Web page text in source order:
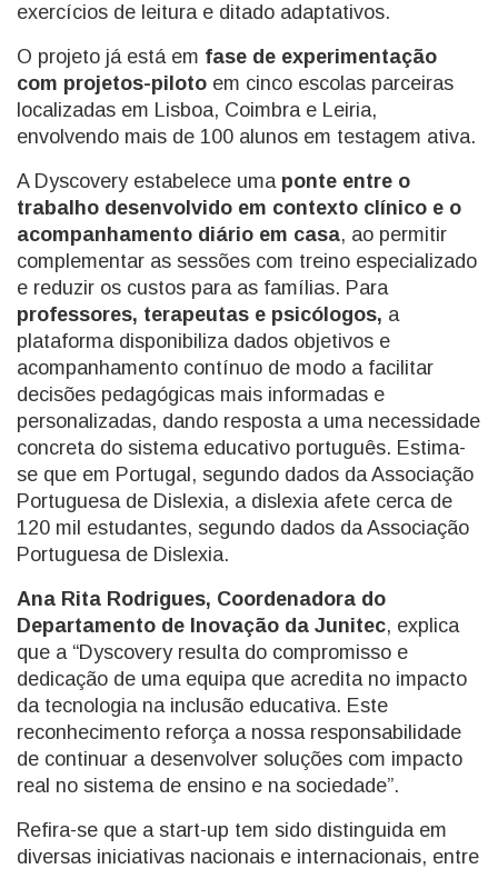
exercícios de leitura e ditado adaptativos.
O projeto já está em fase de experimentação
com projetos-piloto em cinco escolas parceiras
localizadas em Lisboa, Coimbra e Leiria,
envolvendo mais de 100 alunos em testagem ativa.
A Dyscovery estabelece uma ponte entre o
trabalho desenvolvido em contexto clínico e o
acompanhamento diário em casa, ao permitir
complementar as sessões com treino especializado
e reduzir os custos para as famílias. Para
professores, terapeutas e psicólogos, a
plataforma disponibiliza dados objetivos e
acompanhamento contínuo de modo a facilitar
decisões pedagógicas mais informadas e
personalizadas, dando resposta a uma necessidade
concreta do sistema educativo português. Estima-
se que em Portugal, segundo dados da Associação
Portuguesa de Dislexia, a dislexia afete cerca de
120 mil estudantes, segundo dados da Associação
Portuguesa de Dislexia.
Ana Rita Rodrigues, Coordenadora do
Departamento de Inovação da Junitec, explica
que a “Dyscovery resulta do compromisso e
dedicação de uma equipa que acredita no impacto
da tecnologia na inclusão educativa. Este
reconhecimento reforça a nossa responsabilidade
de continuar a desenvolver soluções com impacto
real no sistema de ensino e na sociedade”.
Refira-se que a start-up tem sido distinguida em
diversas iniciativas nacionais e internacionais, entre